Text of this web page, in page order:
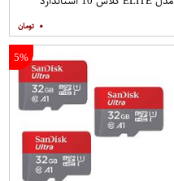
512 گیگابایت
۰
5%